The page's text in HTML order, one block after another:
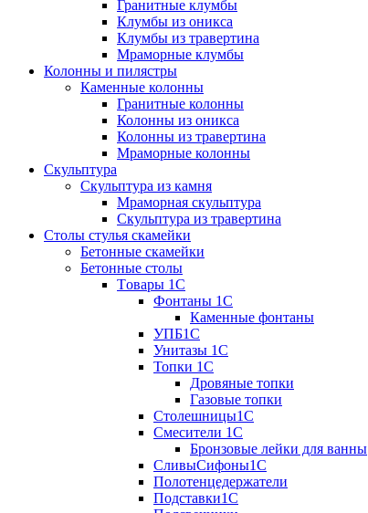
Гранитные клумбы
Клумбы из оникса
Клумбы из травертина
Мраморные клумбы
Колонны и пилястры
Каменные колонны
Гранитные колонны
Колонны из оникса
Колонны из травертина
Мраморные колонны
Скульптура
Скульптура из камня
Мраморная скульптура
Скульптура из травертина
Столы стулья скамейки
Бетонные скамейки
Бетонные столы
Tовары 1C
Фонтаны 1C
Каменные фонтаны
УПБ1С
Унитазы 1С
Топки 1С
Дровяные топки
Газовые топки
Столешницы1С
Смесители 1С
Бронзовые лейки для ванны
СливыСифоны1С
Полотенцедержатели
Подставки1С